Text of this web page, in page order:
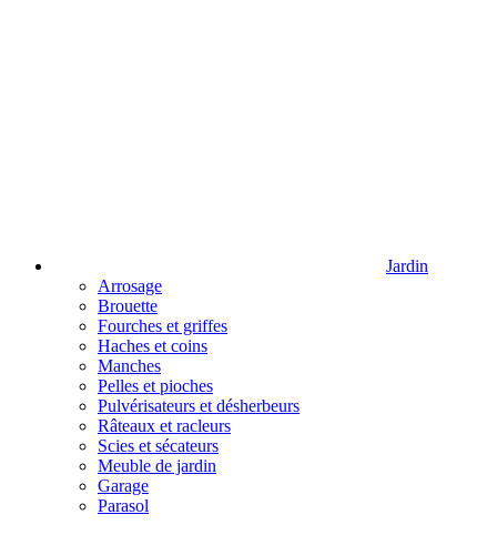
Jardin
Arrosage
Brouette
Fourches et griffes
Haches et coins
Manches
Pelles et pioches
Pulvérisateurs et désherbeurs
Râteaux et racleurs
Scies et sécateurs
Meuble de jardin
Garage
Parasol